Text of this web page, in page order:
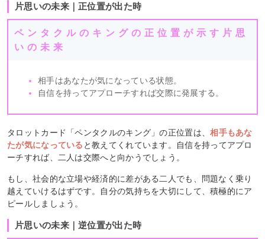
片思いの未来｜正位置が出た時
ペンタクルのキングの正位置が示す片思
いの未来
相手はあなたが気になっている状態。
自信を持ってアプローチすれば交際に発展する。
タロットカード「ペンタクルのキング」の正位置は、相手もあな
たが気になっている と教えてくれています。自信を持ってアプロ
ーチすれば、二人は交際へと向かうでしょう。
もし、社会的な立場や経済的に差がある二人でも、問題なく乗り
越えていけるはずです。自分の気持ちを大切にして、積極的にア
ピールしましょう。
片思いの未来｜逆位置が出た時